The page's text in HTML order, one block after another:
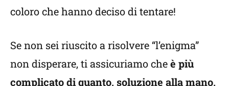
coloro che hanno deciso di tentare!
Se non sei riuscito a risolvere “l’enigma”
non disperare, ti assicuriamo cheè più
complicato di quanto, soluzione alla mano,